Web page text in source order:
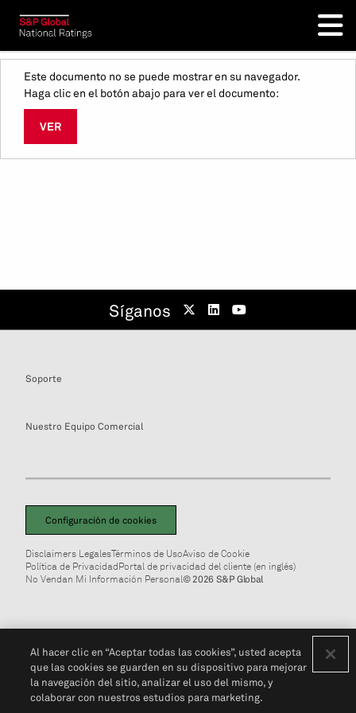
Este documento no se puede mostrar en su navegador.
Haga clic en el botón abajo para ver el documento:
VER
Síganos
Soporte
Nuestro Equipo Comercial
Configuración de cookies
Disclaimers LegalesTérminos de UsoAviso de Cookie
Política de PrivacidadPortal de privacidad del cliente (en inglés)
No Vendan Mi Información Personal© 2026 S&P Global
Al hacer clic en “Aceptar todas las cookies”, usted acepta
que las cookies se guarden en su dispositivo para mejorar
la navegación del sitio, analizar el uso del mismo, y
colaborar con nuestros estudios para marketing.